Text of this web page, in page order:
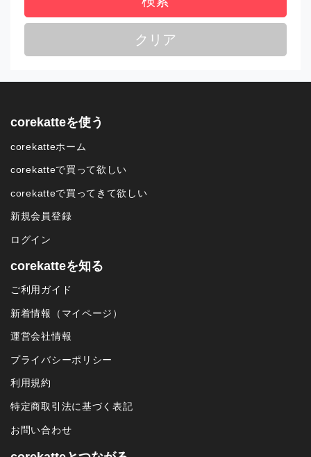
クリア
corekatteを使う
corekatteホーム
corekatteで買って欲しい
corekatteで買ってきて欲しい
新規会員登録
ログイン
corekatteを知る
ご利用ガイド
新着情報（マイページ）
運営会社情報
プライバシーポリシー
利用規約
特定商取引法に基づく表記
お問い合わせ